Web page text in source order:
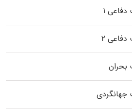
۱
۲
بحران
جهانگردی